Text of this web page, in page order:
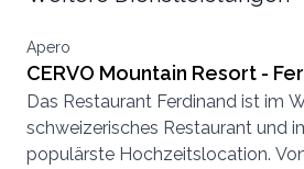
Apero
CERVO Mountain Resort -
Das Restaurant Ferdinand ist im
schweizerisches Restaurant und
populärste Hochzeitslocation.